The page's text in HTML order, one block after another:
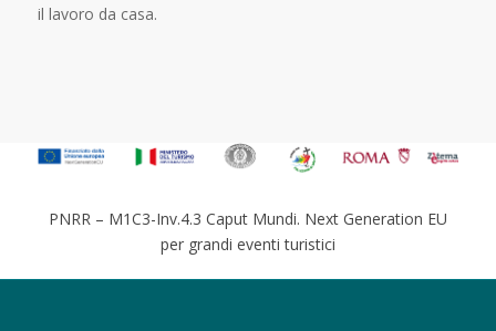
il lavoro da casa.
PNRR – M1C3-Inv.4.3 Caput Mundi. Next Generation EU
per grandi eventi turistici